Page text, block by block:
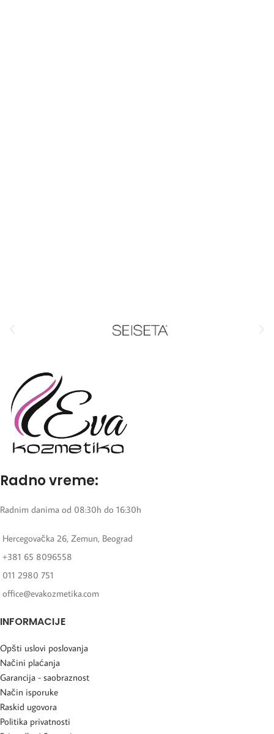
Radno vreme:
Radnim danima od 08:30h do 16:30h
Hercegovačka 26, Zemun, Beograd
+381 65 8096558
011 2980 751
office@evakozmetika.com
INFORMACIJE
Opšti uslovi poslovanja
Načini plaćanja
Garancija - saobraznost
Način isporuke
Raskid ugovora
Politika privatnosti